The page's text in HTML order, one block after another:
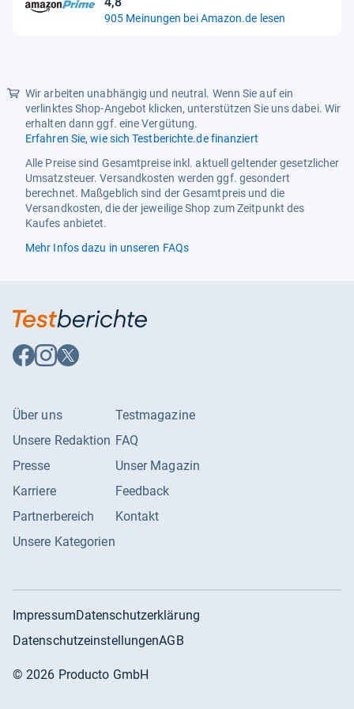
4,8
von
905 Meinungen bei Amazon.de lesen
Wir arbeiten unabhängig und neutral. Wenn Sie auf ein
verlinktes Shop-Angebot klicken, unterstützen Sie uns dabei. Wir
erhalten dann ggf. eine Vergütung.
Erfahren Sie, wie sich Testberichte.de finanziert
Alle Preise sind Gesamtpreise inkl. aktuell geltender gesetzlicher
Umsatzsteuer. Versandkosten werden ggf. gesondert
berechnet. Maßgeblich sind der Gesamtpreis und die
Versandkosten, die der jeweilige Shop zum Zeitpunkt des
Kaufes anbietet.
Mehr Infos dazu in unseren FAQs
Auf
Facebook
Auf
Instagram
Auf
X
Über uns
Unsere Redaktion
Presse
Karriere
Partnerbereich
Unsere Kategorien
Testmagazine
FAQ
Unser Magazin
Feedback
Kontakt
ImpressumDatenschutzerklärung
DatenschutzeinstellungenAGB
©2026 Producto GmbH